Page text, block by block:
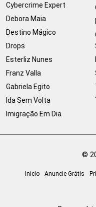
Cybercrime Expert
Debora Maia
Destino Mágico
Drops
Esterliz Nunes
Franz Valla
Gabriela Egito
Ida Sem Volta
Imigração Em Dia
©
Início Anuncie Grátis